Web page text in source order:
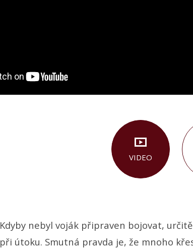
VIDEO
Kdyby nebyl voják připraven bojovat,
při útoku. Smutná pravda je, že mnoho